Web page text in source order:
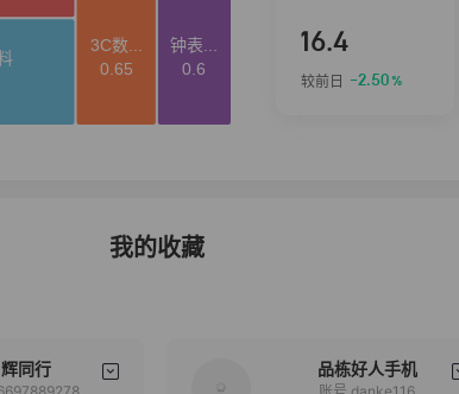
16.4
较前日 -2.50%
我的收藏
同行 品栋好人手机